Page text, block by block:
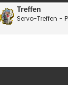
Treffen
Servo-Treffen -